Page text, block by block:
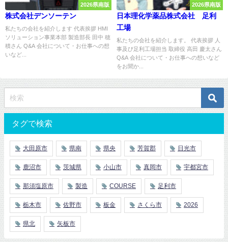
2026県南版
株式会社デンソーテン
私たちの会社を紹介します 代表挨拶 HMI
ソリューション事業本部 製造部長 田中 穂
積さん Q&A 会社について・お仕事への想
いなど...
2026県南版
日本理化学薬品株式会社 足利
工場
私たちの会社を紹介します。 代表挨拶 人
事及び足利工場担当 取締役 高田 慶太さん
Q&A 会社について・お仕事への想いなど
をお聞か...
タグで検索
大田原市 県南 県央 芳賀郡 日光市
鹿沼市 茨城県 小山市 真岡市 宇都宮市
那須塩原市 製造 COURSE 足利市
栃木市 佐野市 板金 さくら市 2026
県北 矢板市